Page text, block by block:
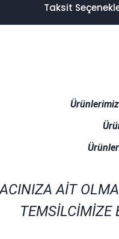
Taksit
Ürünlerimiz
AİT
TEMSİLCİMİZE